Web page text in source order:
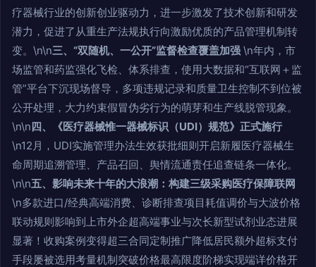
疗器械行业的创新创业驱动力，进一步激发了技术创新和研发
潜力，促进了从重生产法规执行向激励优质的产品管理机制转
变。\n\n三、“双随机、一公开”监督检查覆盖加强 \n年内，市
场监管和药监强化飞检、体系排查，使用大数据和“互联网＋监
管”平台下沉现场督导，多项违规记录和质量卫生控制不到位被
公开处理，大力约束假冒伪劣行为的萌芽和生产线脱管现象。
\n\n四、《医疗器械惟一器械标识（UDI）规范》正式施行
\n12月，UDI实施管理办法生效获批细则开启新履医疗器械生
命周期追溯管理、产品召回、舆情流通责任追查链条一体化。
\n\n五、影响未来十年的大浪潮：构建三级采购医疗保障联网
\n多款进口/经典高端消费、诊断排查项目耗值调价与大波价格
联动规则影响到上市外企超高端事业与次长新型试剂业态进展
显著！收购案例变得超三合同定制推广降低居民额外超标支付
手段屡被选用考量机制突破价格最高限度阶梯实现端详价格开